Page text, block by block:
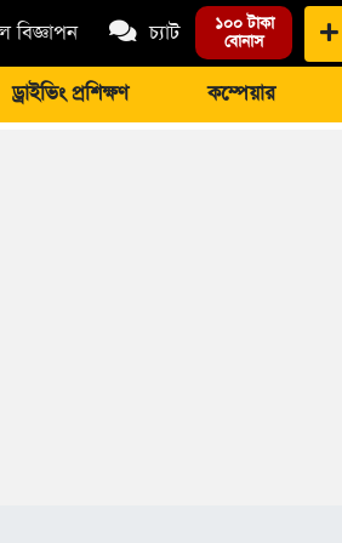
বিজ্ঞাপন চ্যাট ১০০ টাকা
বোনাস
ড্রাইভিং প্রশিক্ষণ কম্পেয়ার